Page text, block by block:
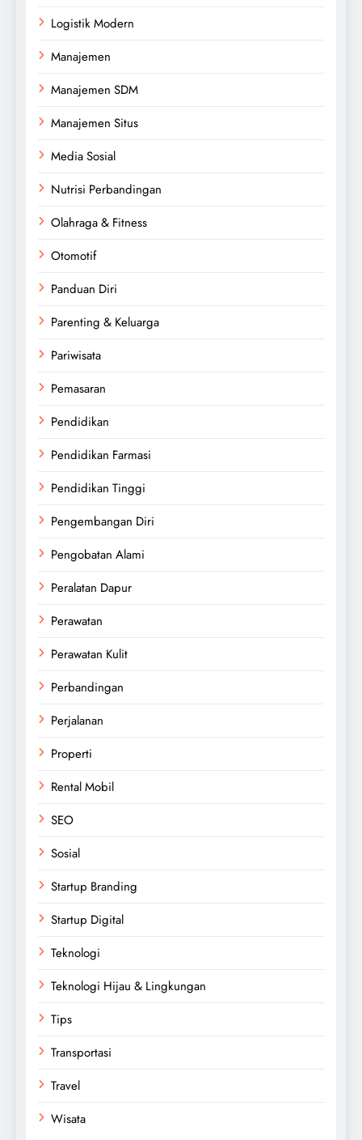
Logistik Modern
Manajemen
Manajemen SDM
Manajemen Situs
Media Sosial
Nutrisi Perbandingan
Olahraga & Fitness
Otomotif
Panduan Diri
Parenting & Keluarga
Pariwisata
Pemasaran
Pendidikan
Pendidikan Farmasi
Pendidikan Tinggi
Pengembangan Diri
Pengobatan Alami
Peralatan Dapur
Perawatan
Perawatan Kulit
Perbandingan
Perjalanan
Properti
Rental Mobil
SEO
Sosial
Startup Branding
Startup Digital
Teknologi
Teknologi Hijau & Lingkungan
Tips
Transportasi
Travel
Wisata